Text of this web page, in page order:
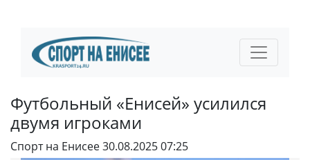
Футбольный «Енисей» усилился
двумя игроками
Спорт на Енисее30.08.2025 07:25